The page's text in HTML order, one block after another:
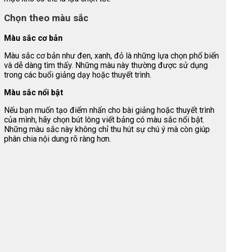
Chọn theo màu sắc
Màu sắc cơ bản
Màu sắc cơ bản như đen, xanh, đỏ là những lựa chọn phổ biến
và dễ dàng tìm thấy. Những màu này thường được sử dụng
trong các buổi giảng dạy hoặc thuyết trình.
Màu sắc nổi bật
Nếu bạn muốn tạo điểm nhấn cho bài giảng hoặc thuyết trình
của mình, hãy chọn bút lông viết bảng có màu sắc nổi bật.
Những màu sắc này không chỉ thu hút sự chú ý mà còn giúp
phân chia nội dung rõ ràng hơn.